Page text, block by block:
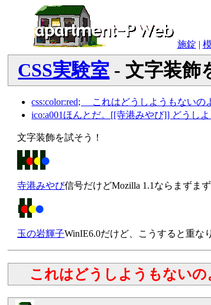
施錠 |
CSS実験室 - 文字装飾
css:color:red; これはどうしようもないの
ico:a001ほんとだ。[[寺港みやび]] どうし
文字装飾を試そう！
■●●●
寺港みやび信号だけどMozilla 1.1ならまずま
●●
玉の岩輝子WinIE6.0だけど、こうすると重な
これはどうしようもないの